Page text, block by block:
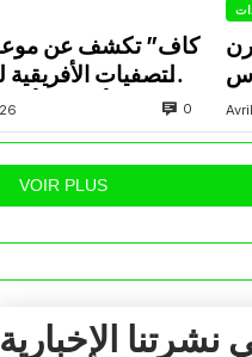
التصفيات
المؤهلة للألعاب
أنجلس
0
VOIR PLUS